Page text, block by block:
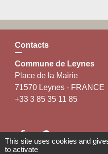
Contacts
Commune de Leynes
Place de la Mairie
71570 Leynes - FRANCE
+33 3 85 35 11 85
This site uses cookies and
to activate